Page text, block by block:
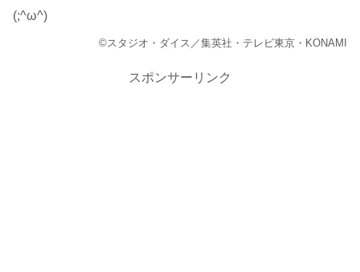
(;^ω^)
©スタジオ・ダイス／集英社・テレビ東京・KONAMI
スポンサーリンク